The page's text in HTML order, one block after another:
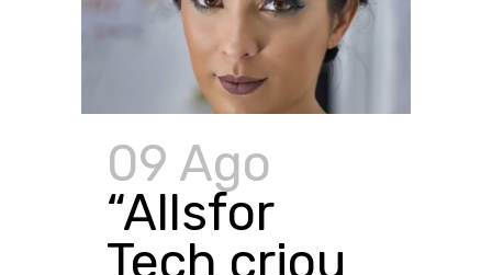
09 Ago
“Allsfor
Tech criou